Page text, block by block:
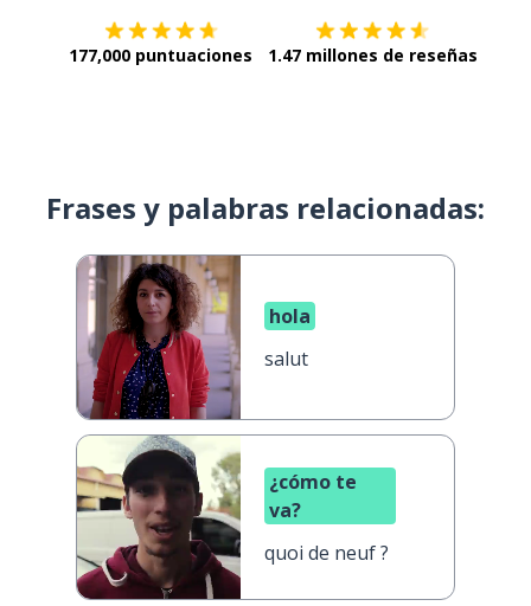
177,000 puntuaciones 1.47 millones de reseñas
Frases y palabras relacionadas:
hola
salut
¿cómo te
va?
quoi de neuf ?